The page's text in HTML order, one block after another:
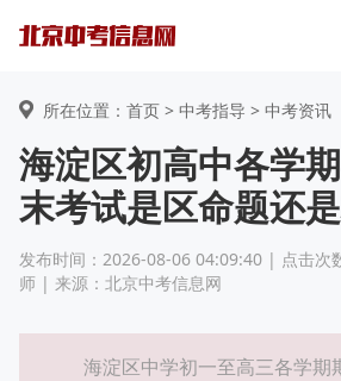
所在位置：首页 > 中考指导 > 中考资讯
海淀区初高中各学
末考试是区命题还
发布时间：2026-08-06 04:09:40 | 点击次
师 | 来源：北京中考信息网
海淀区中学初一至高三各学期